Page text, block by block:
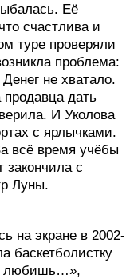
Её
счастлива и
туре проверяли
проблема:
не хватало.
дать
И Уколова
с ярлычками.
всё время учёбы
закончила с
Луны.
на экране в 2002-
баскетболистку
любишь…»,